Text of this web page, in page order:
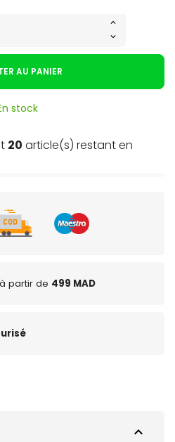
AU PANIER
stock
20 article(s) restant en
à partir de 499 MAD
expand_less